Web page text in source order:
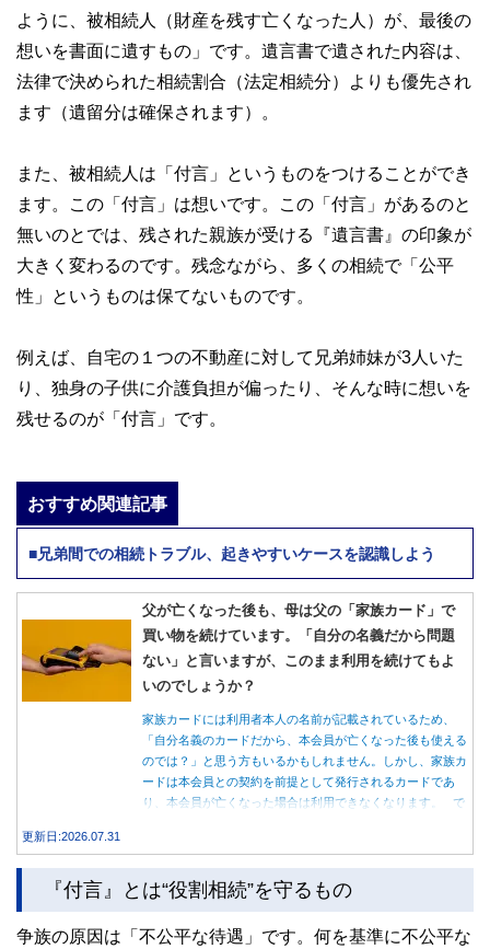
※確定拠出年金相談ねっと
https://wiselife.biz/fp/mterakado/
女性のための電話相談『ボイスマルシェ』
https://www.voicemarche.jp/advisers/781
ように、被相続人（財産を残す亡くなった人）が、最後の
想いを書面に遺すもの」です。遺言書で遺された内容は、
法律で決められた相続割合（法定相続分）よりも優先され
ます（遺留分は確保されます）。
また、被相続人は「付言」というものをつけることができ
ます。この「付言」は想いです。この「付言」があるのと
無いのとでは、残された親族が受ける『遺言書』の印象が
大きく変わるのです。残念ながら、多くの相続で「公平
性」というものは保てないものです。
例えば、自宅の１つの不動産に対して兄弟姉妹が3人いた
り、独身の子供に介護負担が偏ったり、そんな時に想いを
残せるのが「付言」です。
おすすめ関連記事
■兄弟間での相続トラブル、起きやすいケースを認識しよう
父が亡くなった後も、母は父の「家族カード」で
買い物を続けています。「自分の名義だから問題
ない」と言いますが、このまま利用を続けてもよ
いのでしょうか？
家族カードには利用者本人の名前が記載されているため、
「自分名義のカードだから、本会員が亡くなった後も使える
のでは？」と思う方もいるかもしれません。しかし、家族カ
ードは本会員との契約を前提として発行されるカードであ
り、本会員が亡くなった場合は利用できなくなります。 で
族が行うべき手続きについて分かりやすく解説します。
更新日:2026.07.31
『付言』とは“役割相続”を守るもの
争族の原因は「不公平な待遇」です。何を基準に不公平な